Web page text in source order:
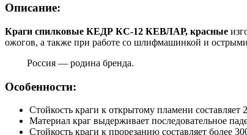
Описание:
Краги спилковые КЕДР КС-12 КЕВЛАР, красные
ожогов, а также при работе со шлифмашинкой и
Россия — родина бренда.
Особенности:
Стойкость краги к открытому пламени составляет
Материал краг выдерживает последовательное
Стойкость краги к прорезанию составляет более